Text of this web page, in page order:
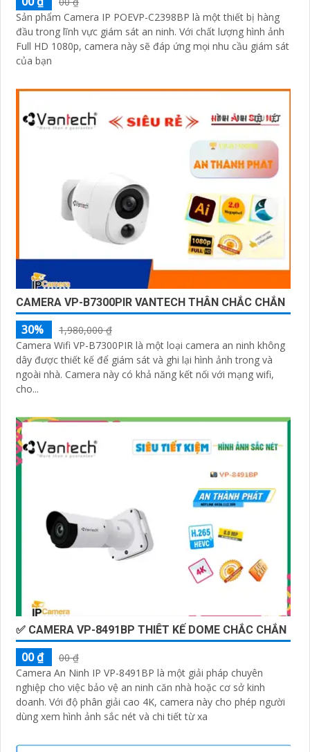
Sản phẩm Camera IP POEVP-C2398BP là một thiết bị hàng
đầu trong lĩnh vực giám sát an ninh. Với chất lượng hình ảnh
Full HD 1080p, camera này sẽ đáp ứng mọi nhu cầu giám sát
của bạn
CAMERA VP-B7300PIR VANTECH THÂN CHẮC CHẮN
30%
1,980,000 ₫
Camera Wifi VP-B7300PIR là một loại camera an ninh không
dây được thiết kế để giám sát và ghi lại hình ảnh trong và
ngoài nhà. Camera này có khả năng kết nối với mạng wifi,
cho...
✅ CAMERA VP-8491BP THIÊT KẾ DOME CHẮC CHẮN
00 ₫
00 ₫
Camera An Ninh IP VP-8491BP là một giải pháp chuyên
nghiệp cho việc bảo vệ an ninh căn nhà hoặc cơ sở kinh
doanh. Với độ phân giải cao 4K, camera này cho phép người
dùng xem hình ảnh sắc nét và chi tiết từ xa